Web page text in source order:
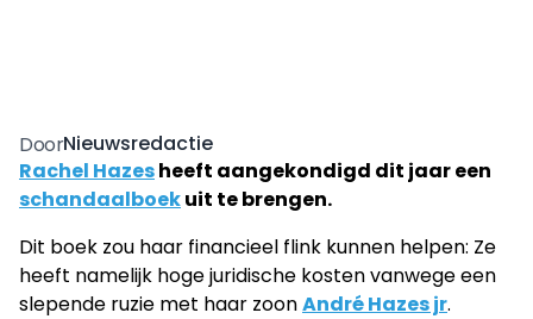
DoorNieuwsredactie
Rachel Hazesheeft aangekondigd dit jaar een
schandaalboekuit te brengen.
Dit boek zou haar financieel flink kunnen helpen: Ze
heeft namelijk hoge juridische kosten vanwege een
slepende ruzie met haar zoonAndré Hazes jr.